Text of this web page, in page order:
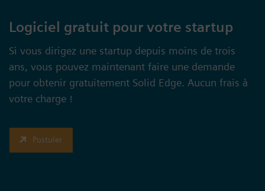
Logiciel gratuit pour votre startup
Si vous dirigez une startup depuis moins de trois
ans, vous pouvez maintenant faire une demande
pour obtenir gratuitement Solid Edge. Aucun frais à
votre charge !
Postuler